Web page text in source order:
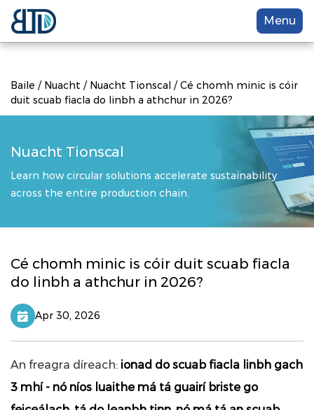
Menu
Baile / Nuacht / Nuacht Tionscal /Cé chomh minic is cóir
duit scuab fiacla do linbh a athchur in 2026?
Nuacht Tionscal
Learn how circular solutions accelerate sustainability
across the entire production chain.
Cé chomh minic is cóir duit scuab fiacla
do linbh a athchur in 2026?
Apr 30, 2026
An freagra díreach: ionad doscuab fiacla linbh gach
3 mhí - nó níos luaithe má tá guairí briste go